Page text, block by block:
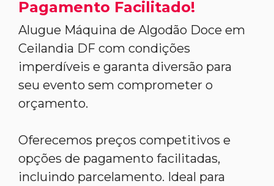
Pagamento Facilitado!
Alugue Máquina de Algodão Doce em
Ceilandia DF com condições
imperdíveis e garanta diversão para
seu evento sem comprometer o
orçamento.
Oferecemos preços competitivos e
opções de pagamento facilitadas,
incluindo parcelamento. Ideal para